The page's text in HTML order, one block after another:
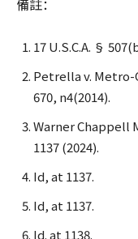
17 U.S.C.A. §
Petrella v. Metro-
670, n4(2014).
Warner Chappell
1137 (2024).
Id, at 1137.
Id, at 1137.
Id. at 1138.